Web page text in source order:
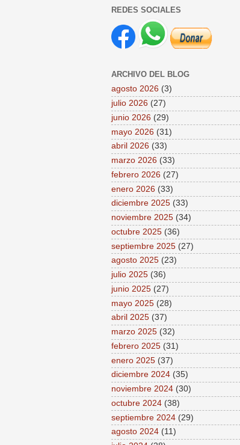
REDES SOCIALES
ARCHIVO DEL BLOG
agosto 2026 (3)
julio 2026 (27)
junio 2026 (29)
mayo 2026 (31)
abril 2026 (33)
marzo 2026 (33)
febrero 2026 (27)
enero 2026 (33)
diciembre 2025 (33)
noviembre 2025 (34)
octubre 2025 (36)
septiembre 2025 (27)
agosto 2025 (23)
julio 2025 (36)
junio 2025 (27)
mayo 2025 (28)
abril 2025 (37)
marzo 2025 (32)
febrero 2025 (31)
enero 2025 (37)
diciembre 2024 (35)
noviembre 2024 (30)
octubre 2024 (38)
septiembre 2024 (29)
agosto 2024 (11)